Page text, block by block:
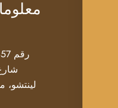
معلومات
رقم
شارع
لينتشو، مدينة